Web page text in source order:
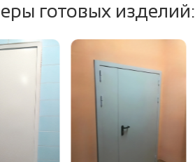
полотна и коробки:
готовых изделий: